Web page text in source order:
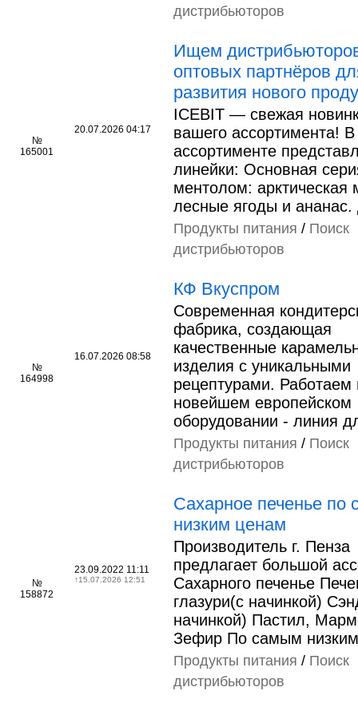
дистрибьюторов
№
165001
20.07.2026 04:17
Ищем
оптовых партнёров
развития нового
ICEBIT — свежая
вашего ассортимента! В
ассортименте
линейки: Основная
ментолом: арктическая
лесные ягоды и
Продукты питания / Поиск
дистрибьюторов
№
164998
16.07.2026 08:58
КФ Вкуспром
Современная
фабрика, создающая
качественные
изделия с уникальными
рецептурами. Работаем
новейшем европейском
оборудовании - линия
Продукты питания / Поиск
дистрибьюторов
№
158872
23.09.2022 11:11
↑15.07.2026 12:51
Сахарное печенье по
низким ценам
Производитель г. Пенза
предлагает большой
Сахарного печенье
глазури(с начинкой)
начинкой) Пастил,
Зефир По самым
Продукты питания / Поиск
дистрибьюторов